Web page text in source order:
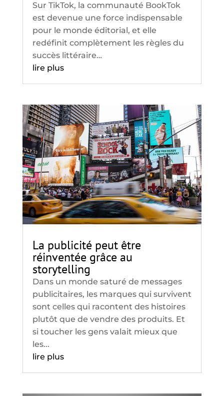
Sur TikTok, la communauté BookTok
est devenue une force indispensable
pour le monde éditorial, et elle
redéfinit complètement les règles du
succès littéraire…
lire plus
La publicité peut être
réinventée grâce au
storytelling
Dans un monde saturé de messages
publicitaires, les marques qui survivent
sont celles qui racontent des histoires
plutôt que de vendre des produits. Et
si toucher les gens valait mieux que
les...
lire plus